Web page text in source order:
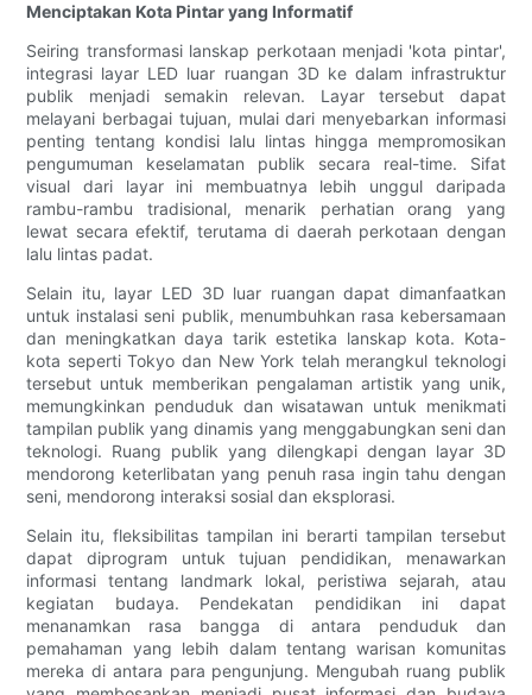
Menciptakan Kota Pintar yang Informatif
Seiring transformasi lanskap perkotaan menjadi 'kota pintar',
integrasi layar LED luar ruangan 3D ke dalam infrastruktur
publik menjadi semakin relevan. Layar tersebut dapat
melayani berbagai tujuan, mulai dari menyebarkan informasi
penting tentang kondisi lalu lintas hingga mempromosikan
pengumuman keselamatan publik secara real-time. Sifat
visual dari layar ini membuatnya lebih unggul daripada
rambu-rambu tradisional, menarik perhatian orang yang
lewat secara efektif, terutama di daerah perkotaan dengan
lalu lintas padat.
Selain itu, layar LED 3D luar ruangan dapat dimanfaatkan
untuk instalasi seni publik, menumbuhkan rasa kebersamaan
dan meningkatkan daya tarik estetika lanskap kota. Kota-
kota seperti Tokyo dan New York telah merangkul teknologi
tersebut untuk memberikan pengalaman artistik yang unik,
memungkinkan penduduk dan wisatawan untuk menikmati
tampilan publik yang dinamis yang menggabungkan seni dan
teknologi. Ruang publik yang dilengkapi dengan layar 3D
mendorong keterlibatan yang penuh rasa ingin tahu dengan
seni, mendorong interaksi sosial dan eksplorasi.
Selain itu, fleksibilitas tampilan ini berarti tampilan tersebut
dapat diprogram untuk tujuan pendidikan, menawarkan
informasi tentang landmark lokal, peristiwa sejarah, atau
kegiatan budaya. Pendekatan pendidikan ini dapat
menanamkan rasa bangga di antara penduduk dan
pemahaman yang lebih dalam tentang warisan komunitas
mereka di antara para pengunjung. Mengubah ruang publik